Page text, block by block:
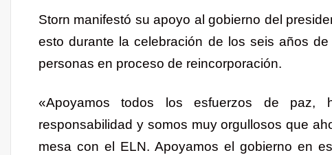
Storn manifestó su apoyo al gobierno del
esto durante la celebración de los seis años
personas en proceso de reincorporación.
«Apoyamos todos los esfuerzos de paz,
responsabilidad y somos muy orgullosos que
mesa con el ELN. Apoyamos el gobierno en